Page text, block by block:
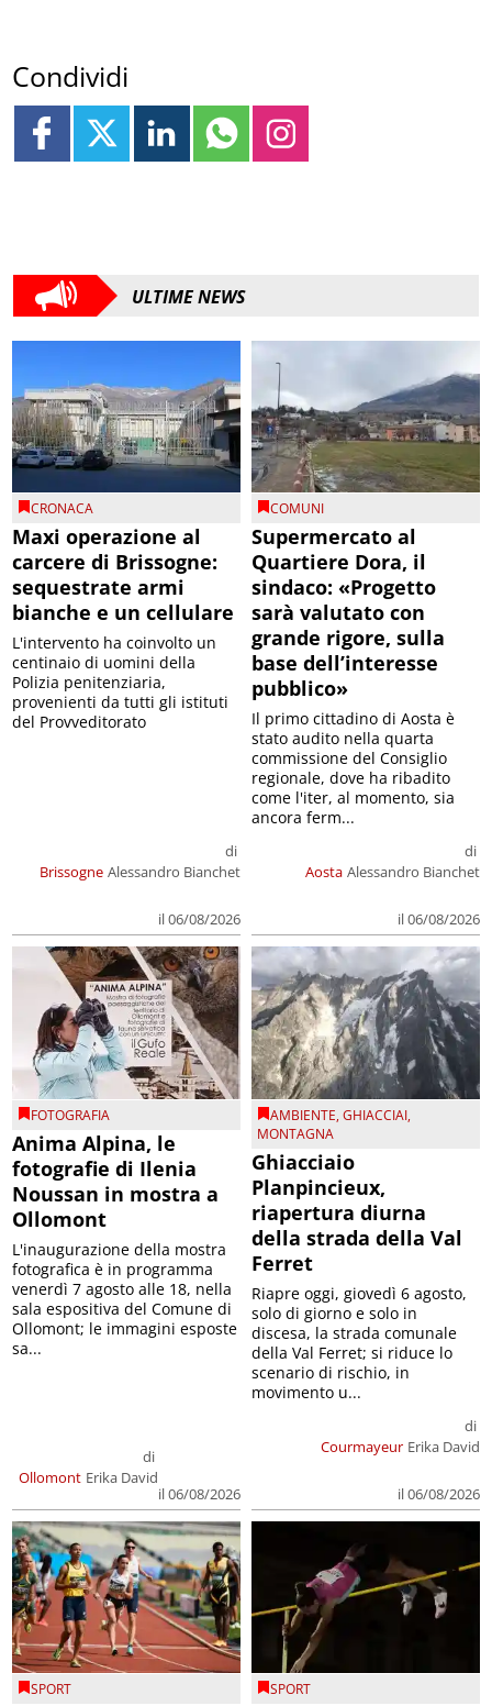
Condividi
ULTIME NEWS
CRONACA
Maxi operazione al
carcere di Brissogne:
sequestrate armi
bianche e un cellulare
Brissogne
di
Alessandro Bianchet
il 06/08/2026
L'intervento ha coinvolto un
centinaio di uomini della
Polizia penitenziaria,
provenienti da tutti gli istituti
del Provveditorato
COMUNI
Supermercato al
Quartiere Dora, il
sindaco: «Progetto
sarà valutato con
grande rigore, sulla
base dell’interesse
pubblico»
Aosta
di
Alessandro Bianchet
il 06/08/2026
Il primo cittadino di Aosta è
stato audito nella quarta
commissione del Consiglio
regionale, dove ha ribadito
come l'iter, al momento, sia
ancora ferm...
FOTOGRAFIA
Anima Alpina, le
fotografie di Ilenia
Noussan in mostra a
Ollomont
Ollomont
di
Erika David
il 06/08/2026
L'inaugurazione della mostra
fotografica è in programma
venerdì 7 agosto alle 18, nella
sala espositiva del Comune di
Ollomont; le immagini esposte
sa...
AMBIENTE,GHIACCIAI,
MONTAGNA
Ghiacciaio
Planpincieux,
riapertura diurna
della strada della Val
Ferret
Courmayeur
di
Erika David
il 06/08/2026
Riapre oggi, giovedì 6 agosto,
solo di giorno e solo in
discesa, la strada comunale
della Val Ferret; si riduce lo
scenario di rischio, in
movimento u...
SPORT SPORT